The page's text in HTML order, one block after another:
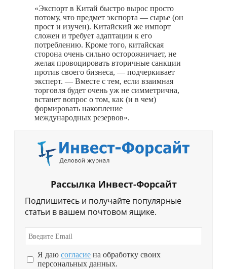
«Экспорт в Китай быстро вырос просто
потому, что предмет экспорта — сырье (он
прост и изучен). Китайский же импорт
сложен и требует адаптации к его
потреблению. Кроме того, китайская
сторона очень сильно осторожничает, не
желая провоцировать вторичные санкции
против своего бизнеса, — подчеркивает
эксперт. — Вместе с тем, если взаимная
торговля будет очень уж не симметрична,
встанет вопрос о том, как (и в чем)
формировать накопление
международных резервов».
Рассылка Инвест-Форсайт
Подпишитесь и получайте популярные
статьи в вашем почтовом ящике.
Я даю согласие на обработку своих
персональных данных.